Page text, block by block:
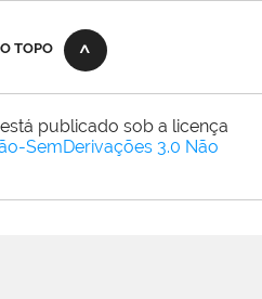
TOPO
publicado sob a licença
SemDerivações 3.0 Não